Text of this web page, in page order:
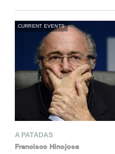
CURRENT EVENTS
A PATADAS
Francisco Hinojosa